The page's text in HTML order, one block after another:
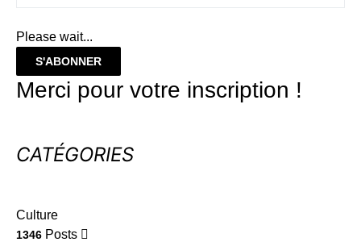
Please wait...
S'ABONNER
Merci pour votre inscription !
CATÉGORIES
Culture
1346 Posts